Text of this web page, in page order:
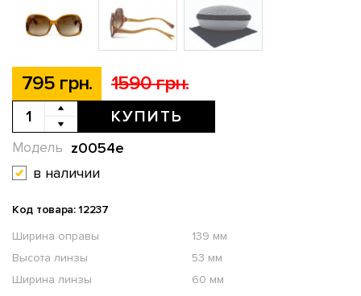
795 грн. 1590 грн.
КУПИТЬ
z0054e
Модель
в наличии
Код товара: 12237
Ширина оправы
139 мм
Высота линзы
53 мм
Ширина линзы
60 мм